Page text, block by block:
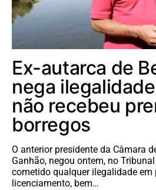
Ex-autarca de
nega
não recebeu
borregos
O anterior presidente da Câmara
Ganhão, negou ontem, no
cometido qualquer ilegalidade em
licenciamento, bem…